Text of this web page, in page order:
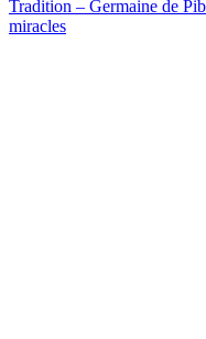
Tradition – Germaine de
miracles